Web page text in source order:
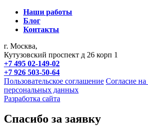
Наши работы
Блог
Контакты
г. Москва,
Кутузовский проспект д 26 корп 1
+7 495 02-149-02
+7 926 503-50-64
Пользовательское соглашение Согласие на
персональных данных
Разработка сайта
Спасибо за заявку